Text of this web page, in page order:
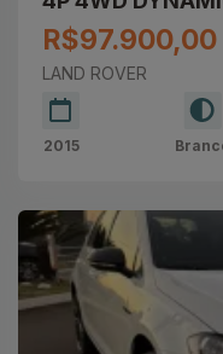
R$97.900,00
LAND ROVER
2015